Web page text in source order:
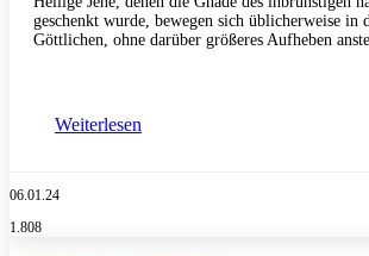
geschenkt wurde, bewegen sich üblicherweise in
Göttlichen, ohne darüber größeres Aufheben
Weiterlesen
06.01.24
1.808